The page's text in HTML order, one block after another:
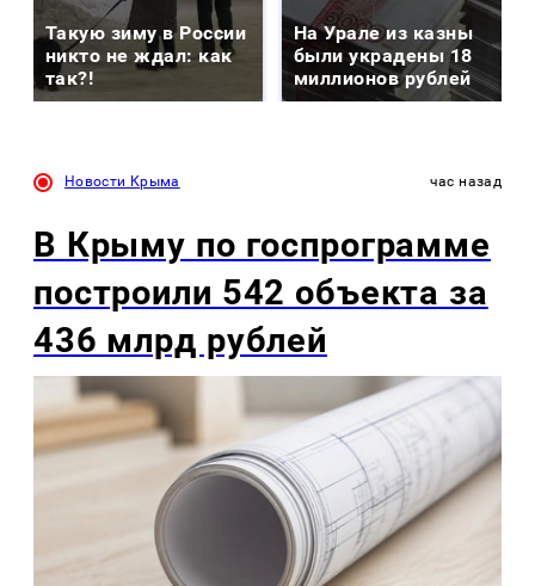
Такую зиму в России
никто не ждал: как
так?!
На Урале из казны
были украдены 18
миллионов рублей
Новости Крыма час назад
В Крыму по госпрограмме
построили 542 объекта за
436 млрд рублей